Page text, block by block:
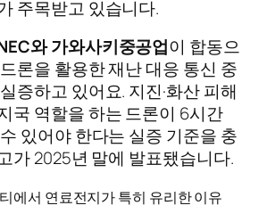
주목받고 있습니다.
와 가와사키중공업이 합동으
론을 활용한 재난 대응 통신 중
증하고 있어요. 지진·화산 피해
국 역할을 하는 드론이 6시간
있어야 한다는 실증 기준을 충
가 2025년 말에 발표됐습니다.
에서 연료전지가 특히 유리한 이유